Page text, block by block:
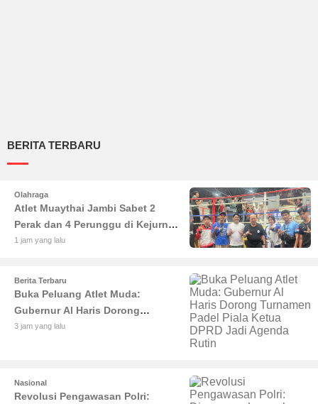
BERITA TERBARU
Olahraga
Atlet Muaythai Jambi Sabet 2
Perak dan 4 Perunggu di Kejurnas
IMC 2026 Bekasi
1 jam yang lalu
Berita Terbaru
Buka Peluang Atlet Muda:
Gubernur Al Haris Dorong
Turnamen Padel Piala Ketua DPRD
3 jam yang lalu
Nasional
Revolusi Pengawasan Polri: